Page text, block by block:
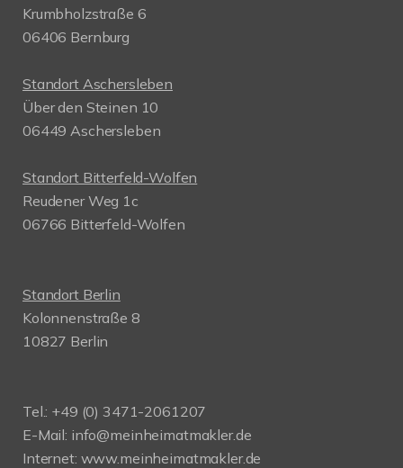
Krumbholzstraße 6
06406 Bernburg
Standort Aschersleben
Über den Steinen 10
06449 Aschersleben
Standort Bitterfeld-Wolfen
Reudener Weg 1c
06766 Bitterfeld-Wolfen
Standort Berlin
Kolonnenstraße 8
10827 Berlin
Tel.: +49 (0) 3471-2061207
E-Mail: info@meinheimatmakler.de
Internet: www.meinheimatmakler.de